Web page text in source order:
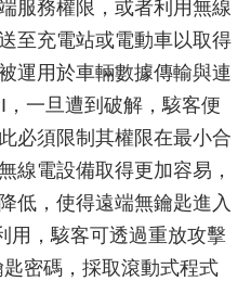
服務權限，或者利用無線
至充電站或電動車以取得
運用於車輛數據傳輸與連
一旦遭到破解，駭客便
必須限制其權限在最小合
線電設備取得更加容易，
低，使得遠端無鑰匙進入
用，駭客可透過重放攻擊
密碼，採取滾動式程式